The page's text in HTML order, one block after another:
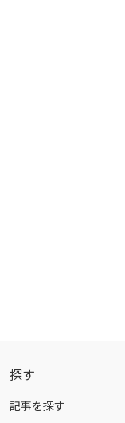
探す
記事を探す